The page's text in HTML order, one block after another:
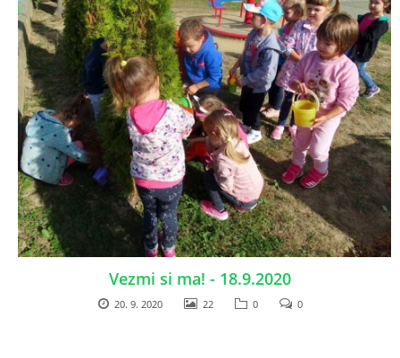
ŠKOLSKÝ PORIADOK
SMERNICE
ČO NÁS ČAKÁ V ŠKÔLKE...
ZAUJÍMAVOSTI PRE RODIČOV
ORGANIZÁCIA DŇA
Vezmi si ma! - 18.9.2020
20. 9. 2020 22 0 0